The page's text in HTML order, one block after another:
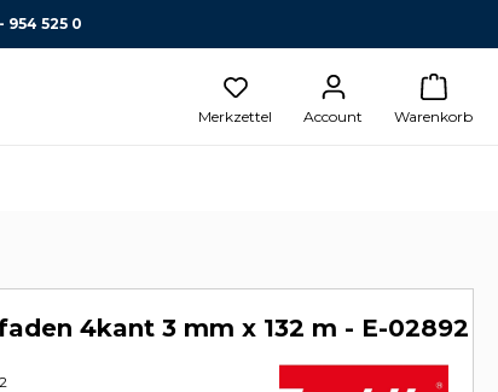
954 525 0
Merkzettel Account Warenkorb
4kant 3 mm x 132 m - E-02892